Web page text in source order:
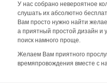
У нас собрано невероятное
слушать их абсолютно
Вам просто нужно найти
а приятный простой дизайн и
поиск намного проще.
Желаем Вам приятного
времяпровождения вместе с